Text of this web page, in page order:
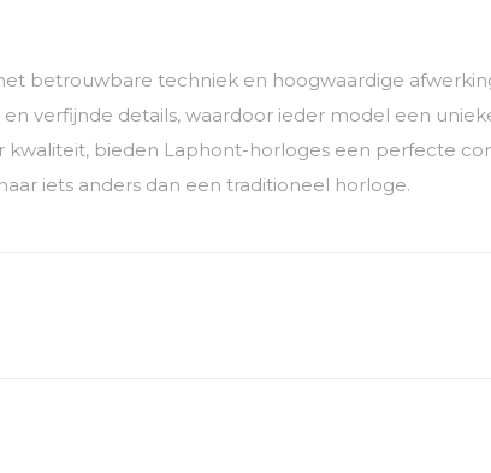
betrouwbare techniek en hoogwaardige
verfijnde details, waardoor ieder model een
bieden Laphont-horloges een perfecte
iets anders dan een traditioneel horloge.